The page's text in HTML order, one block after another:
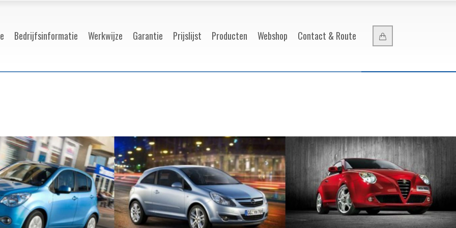
Bedrijfsinformatie Werkwijze Garantie Prijslijst Producten Webshop Contact & Route